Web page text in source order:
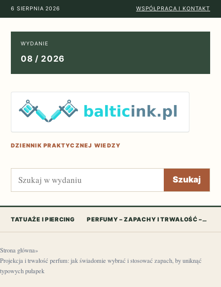
6 SIERPNIA 2026 WSPÓŁPRACA I KONTAKT
WYDANIE
08 / 2026
DZIENNIK PRAKTYCZNEJ WIEDZY
Szukaj Szukaj
TATUAŻE I PIERCING PERFUMY – ZAPACHY I TRWAŁOŚĆ –…
Strona główna»
Projekcja i trwałość perfum: jak świadomie wybrać i stosować zapach, by uniknąć
typowych pułapek